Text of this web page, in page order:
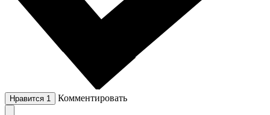
Нравится 1 Комментировать